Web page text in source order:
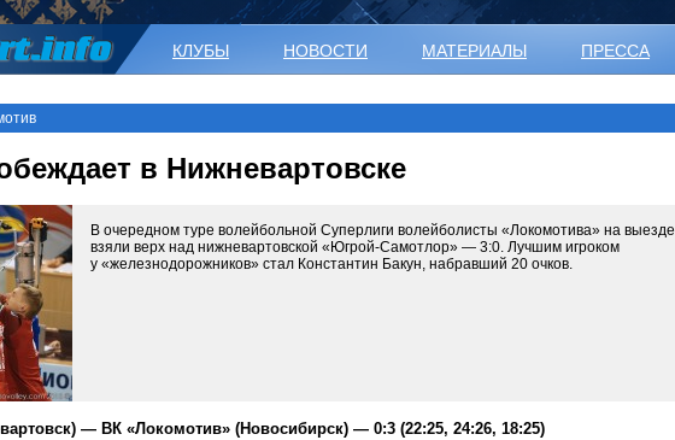
КЛУБЫ НОВОСТИ МАТЕРИАЛЫ ПРЕССА
в Нижневартовске
В очередном туре волейбольной Суперлиги волейболисты «Локомотива» на выезде
взяли верх над нижневартовской «Югрой-Самотлор» — 3:0. Лучшим игроком
у «железнодорожников» стал Константин Бакун, набравший 20 очков.
— ВК «Локомотив» (Новосибирск) — 0:3 (22:25, 24:26, 18:25)